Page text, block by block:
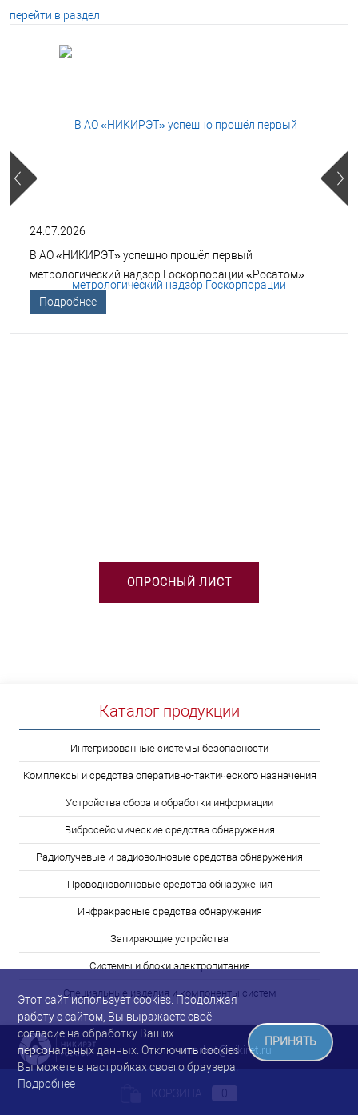
перейти в раздел
24.07.2026
В АО «НИКИРЭТ» успешно прошёл первый
метрологический надзор Госкорпорации «Росатом»
Подробнее
ОПРОСНЫЙ ЛИСТ
Каталог продукции
Интегрированные системы безопасности
Комплексы и средства оперативно-тактического назначения
Устройства сбора и обработки информации
Вибросейсмические средства обнаружения
Радиолучевые и радиоволновые средства обнаружения
Проводноволновые средства обнаружения
Инфракрасные средства обнаружения
Запирающие устройства
Системы и блоки электропитания
Специальные изделия и компоненты систем
market@nikiret.ru
КОРЗИНА 0
Этот сайт использует cookies. Продолжая
работу с сайтом, Вы выражаете своё
согласие на обработку Ваших
персональных данных. Отключить cookies
Вы можете в настройках своего браузера.
Подробнее
ПРИНЯТЬ